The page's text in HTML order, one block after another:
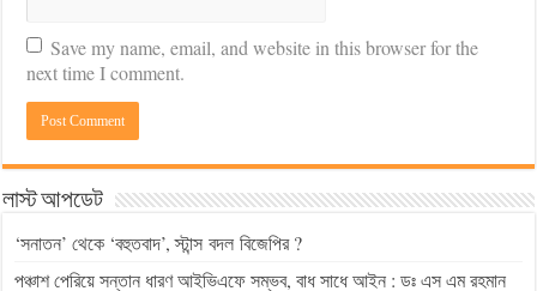
Save my name, email, and website in this browser for the
next time I comment.
লাস্ট আপডেট
‘সনাতন’ থেকে ‘বহুতবাদ’, স্টান্স বদল বিজেপির ?
পঞ্চাশ পেরিয়ে সন্তান ধারণ আইভিএফে সম্ভব, বাধ সাধে আইন : ডঃ এস এম রহমান